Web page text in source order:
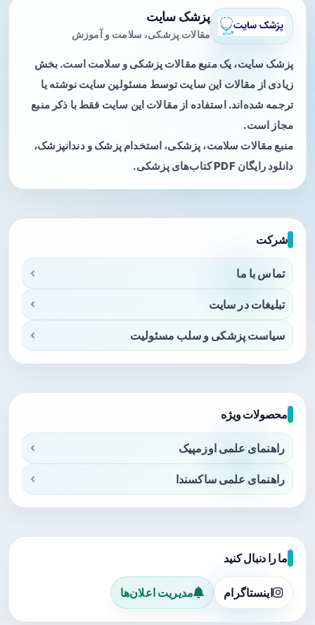
پزشک سایت
مقالات پزشکی، سلامت و آموزش
پزشک سایت، یک منبع مقالات پزشکی و سلامت است. بخش
زیادی از مقالات این سایت توسط مسئولین سایت نوشته یا
ترجمه شده‌اند. استفاده از مقالات این سایت فقط با ذکر منبع
مجاز است.
منبع مقالات سلامت، پزشکی، استخدام پزشک و دندانپزشک،
دانلود رایگان PDF کتاب‌های پزشکی.
شرکت
تماس با ما
تبلیغات در سایت
سیاست پزشکی و سلب مسئولیت
محصولات ویژه
راهنمای علمی اوزمپیک
راهنمای علمی ساکسندا
ما را دنبال کنید
اینستاگرام مدیریت اعلان‌ها